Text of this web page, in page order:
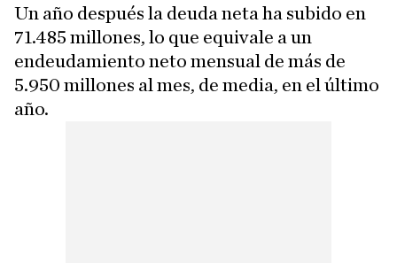
Un año después la deuda neta ha subido en
71.485 millones, lo que equivale a un
endeudamiento neto mensual de más de
5.950 millones al mes, de media, en el último
año.